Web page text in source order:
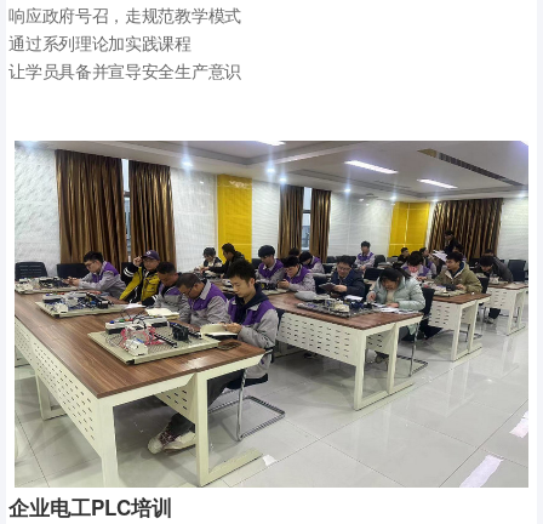
响应政府号召，走规范教学模式
通过系列理论加实践课程
让学员具备并宣导安全生产意识
整个课程分电气安全规章制度及法规、
消防、救急、仪器仪表、
电工基础电路5个模块组成
欢迎各企事业单位和
愿意从事电气工作人员咨询
企业电工PLC培训